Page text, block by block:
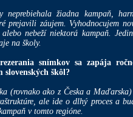
neprebiehala žiadna kampaň,
prejavili záujem. Vyhodnocujem
nebeží niektorá kampaň.
na školy.
snímkov sa zapája
slovenských škôl?
(rovnako ako z Česka a
ale ide o dlhý proces a
v tomto regióne.